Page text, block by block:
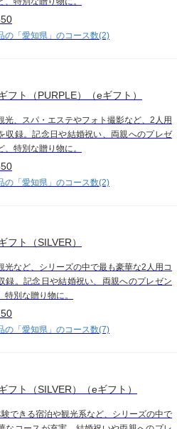
の「愛知県」のコース数(2)
フト（PURPLE）（eギフト）
光、スパ・エステやフォト撮影など、2人用
収録。記念日や結婚祝い、両親へのプレゼ
、特別な贈り物に。
の「愛知県」のコース数(2)
フト（SILVER）
光など、シリーズの中で最も豪華な2人用コ
録。記念日や結婚祝い、両親へのプレゼン
特別な贈り物に。
の「愛知県」のコース数(7)
フト（SILVER）（eギフト）
できる宿泊や観光系など、シリーズの中で